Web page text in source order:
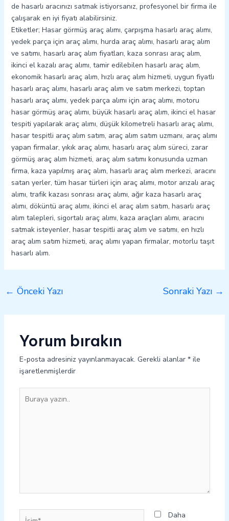
de hasarlı aracınızı satmak istiyorsanız, profesyonel bir firma ile
çalışarak en iyi fiyatı alabilirsiniz.
Etiketler; Hasar görmüş araç alımı, çarpışma hasarlı araç alımı,
yedek parça için araç alımı, hurda araç alımı, hasarlı araç alım
ve satımı, hasarlı araç alım fiyatları, kaza sonrası araç alım,
ikinci el kazalı araç alımı, tamir edilebilen hasarlı araç alım,
ekonomik hasarlı araç alım, hızlı araç alım hizmeti, uygun fiyatlı
hasarlı araç alımı, hasarlı araç alım ve satım merkezi, toptan
hasarlı araç alımı, yedek parça alımı için araç alımı, motoru
hasar görmüş araç alımı, büyük hasarlı araç alım, ikinci el hasar
tespiti yapılarak araç alımı, düşük kilometreli hasarlı araç alımı,
hasar tespitli araç alım satım, araç alım satım uzmanı, araç alımı
yapan firmalar, yıkık araç alımı, hasarlı araç alım süreci, zarar
görmüş araç alım hizmeti, araç alım satımı konusunda uzman
firma, kaza yapılmış araç alım, hasarlı araç alım merkezi, aracını
satan yerler, tüm hasar türleri için araç alımı, motor arızalı araç
alımı, trafik kazası sonrası araç alımı, ağır kaza hasarlı araç
alımı, döküntü araç alımı, ikinci el araç alım satım, hasarlı araç
alım talepleri, sigortalı araç alımı, kaza araçları alımı, aracını
satmak isteyenler, hasar tespitli araç alım ve satımı, en hızlı
araç alım satım hizmeti, araç alımı yapan firmalar, motorlu taşıt
hasarlı alım.
← Önceki Yazı Sonraki Yazı →
Yorum bırakın
E-posta adresiniz yayınlanmayacak. Gerekli alanlar *ile
işaretlenmişlerdir
yazın..
İsim*
Daha